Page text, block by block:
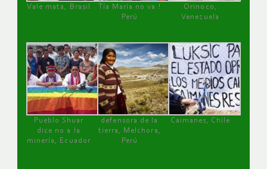
Vale mata, Brasil
Tía María no va !
Perú
Orinoco,
Venezuela
Pueblo Shuar
dice no a la
minería, Ecuador
defensora de la
tierra, Melchora,
Perú
Caimanes, Chile